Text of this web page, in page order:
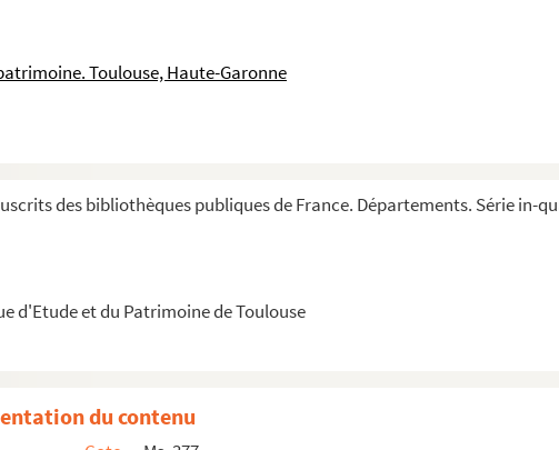
Toulouse, Haute-Garonne
des bibliothèques publiques de France. Départements. Série in-
d'Etude et du Patrimoine de Toulouse
studium, sequitur ut laboranti in studio f...
et secularium civitatis Tholose ...
quarti super Decretalium volumen, ...
du contenu